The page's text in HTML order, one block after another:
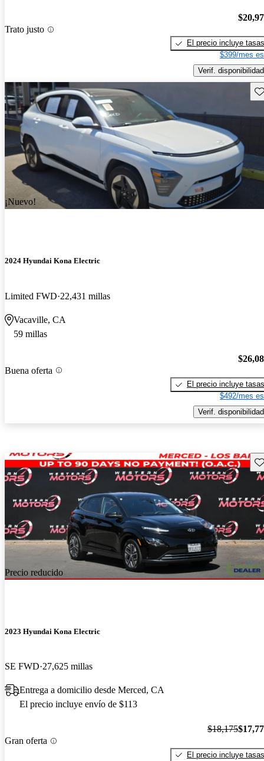
Trato justo
El precio incluye tasas
$399/mes
Verif. disponibilidad
¡Nuevo!
2024 Hyundai Kona Electric
Limited FWD 22,431 millas
Vacaville, CA
59 millas
Buena oferta
El precio incluye tasas
$492/mes
Verif. disponibilidad
Precio reducido
2023 Hyundai Kona Electric
SE FWD 27,625 millas
Entrega a domicilio desde Merced, CA
El precio incluye envío de $113
Gran oferta
$18,175
El precio incluye tasas